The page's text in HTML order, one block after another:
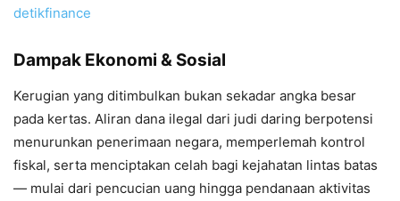
detikfinance
Dampak Ekonomi & Sosial
Kerugian yang ditimbulkan bukan sekadar angka besar
pada kertas. Aliran dana ilegal dari judi daring berpotensi
menurunkan penerimaan negara, memperlemah kontrol
fiskal, serta menciptakan celah bagi kejahatan lintas batas
— mulai dari pencucian uang hingga pendanaan aktivitas